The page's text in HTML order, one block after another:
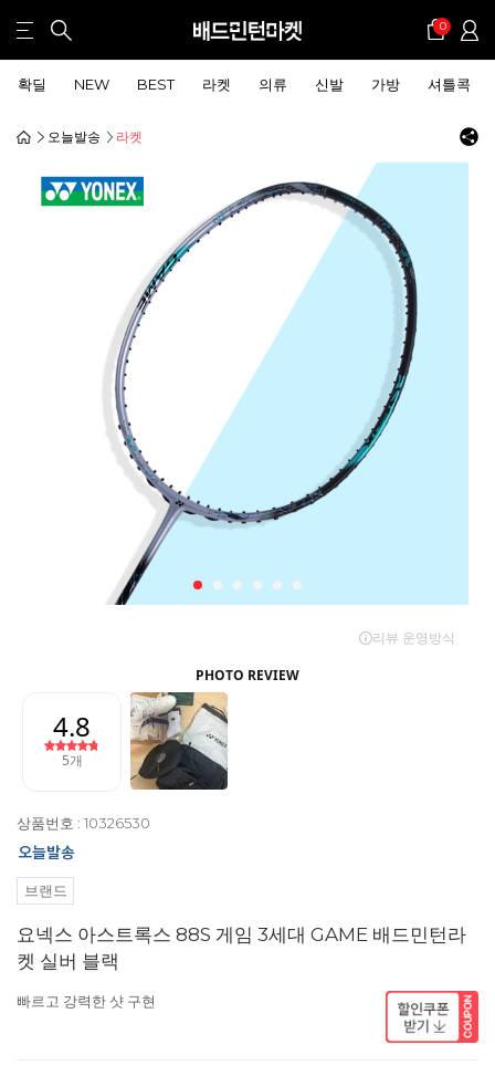
0
확딜 NEW BEST 라켓 의류 신발 가방 셔틀콕
오늘발송 라켓
상품번호 : 10326530
브랜드
요넥스 아스트록스 88S 게임 3세대 GAME 배드민턴라
켓 실버 블랙
빠르고 강력한 샷 구현